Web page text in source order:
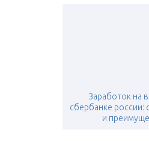
Заработок на
сбербанке россии:
и